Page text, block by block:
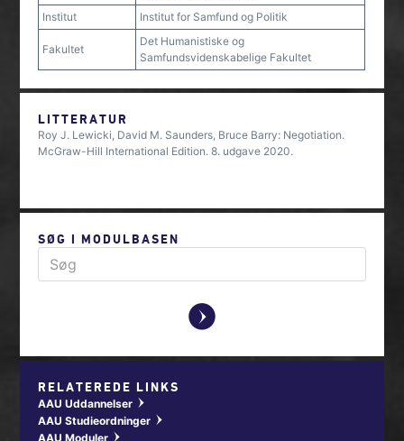
Institut
Institut for Samfund og Politik
Fakultet
Det Humanistiske og
Samfundsvidenskabelige Fakultet
LITTERATUR
Roy J. Lewicki, David M. Saunders, Bruce Barry: Negotiation.
McGraw-Hill International Edition. 8. udgave 2020.
SØG I MODULBASEN
y
RELATEREDE LINKS
AAU Uddannelser w
AAU Studieordninger w
AAU Moduler w